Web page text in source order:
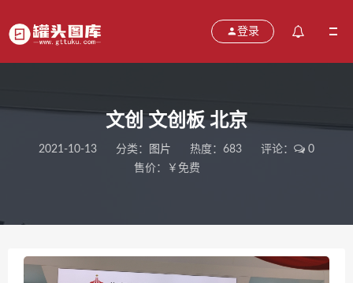
登录
文创 文创板 北京
2021-10-13 分类： 图片 热度：683 评论：
0
售价：￥免费